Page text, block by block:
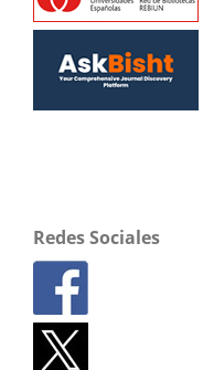
Redes Sociales